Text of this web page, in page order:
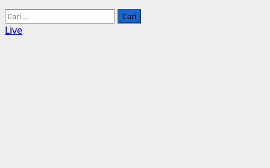
Cari
untuk:
Live